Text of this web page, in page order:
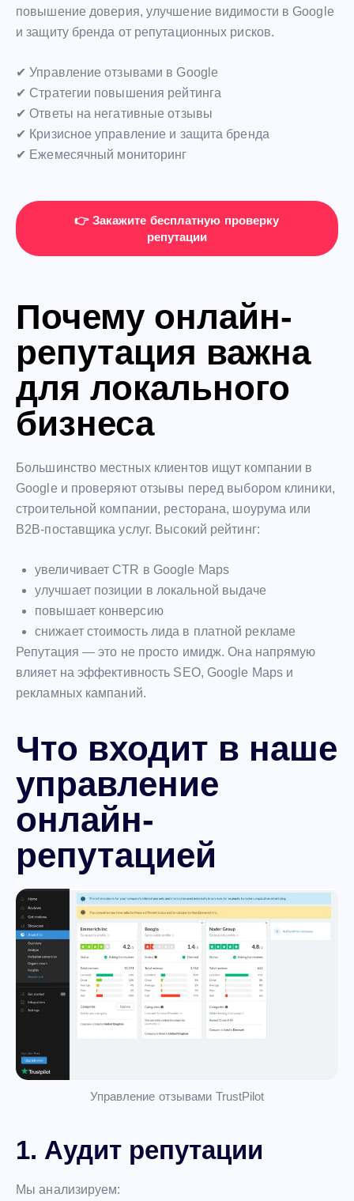
повышение доверия, улучшение видимости в Google
и защиту бренда от репутационных рисков.
✔ Управление отзывами в Google
✔ Стратегии повышения рейтинга
✔ Ответы на негативные отзывы
✔ Кризисное управление и защита бренда
✔ Ежемесячный мониторинг
👉 Закажите бесплатную проверку
репутации
Почему онлайн-
репутация важна
для локального
бизнеса
Большинство местных клиентов ищут компании в
Google и проверяют отзывы перед выбором клиники,
строительной компании, ресторана, шоурума или
B2B-поставщика услуг. Высокий рейтинг:
увеличивает CTR в Google Maps
улучшает позиции в локальной выдаче
повышает конверсию
снижает стоимость лида в платной рекламе
Репутация — это не просто имидж. Она напрямую
влияет на эффективность SEO, Google Maps и
рекламных кампаний.
Что входит в наше
управление
онлайн-
репутацией
Управление отзывами TrustPilot
1. Аудит репутации
Мы анализируем: